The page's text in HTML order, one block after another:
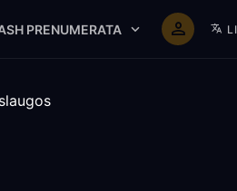
PRENUMERATA